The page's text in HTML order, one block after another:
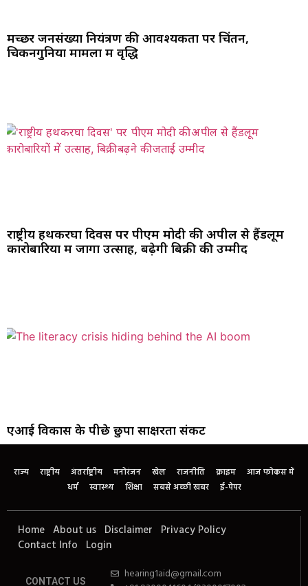
मच्छर जनसंख्या नियंत्रण की आवश्यकता पर चिंतन,
चिकनगुनिया मामलों में वृद्धि
राष्ट्रीय हथकरघा दिवस पर पीएम मोदी की अपील से हैंडलूम
कारोबारियों में जागा उत्साह, बढ़ेगी बिक्री की उम्मीद
एआई विकास के पीछे छुपा साक्षरता संकट
राज्य राष्ट्रीय अंतर्राष्ट्रीय मनोरंजन खेल राजनीति क्राइम
आज फोकस में
धर्म
स्वास्थ्य शिक्षा सबसे अच्छी खबर ई-पेपर
Home About us Disclaimer Privacy Policy
Contact Info Login
CONTACT US
hearing1aid@gmail.com